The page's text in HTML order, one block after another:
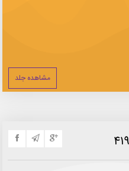
مشاهده جلد